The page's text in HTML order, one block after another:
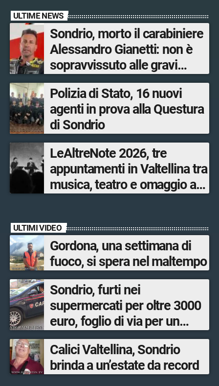
ULTIME NEWS
Sondrio, morto il carabiniere
Alessandro Gianetti: non è
sopravvissuto alle gravi
ustioni
Polizia di Stato, 16 nuovi
agenti in prova alla Questura
di Sondrio
LeAltreNote 2026, tre
appuntamenti in Valtellina tra
musica, teatro e omaggio a
ULTIMI VIDEO
Gordona, una settimana di
fuoco, si spera nel maltempo
Sondrio, furti nei
supermercati per oltre 3000
euro, foglio di via per un
ventinovenne
Calici Valtellina, Sondrio
brinda a un’estate da record